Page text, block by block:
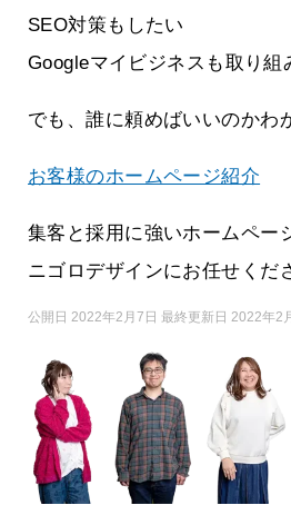
SEO対策もしたい
Googleマイビジネスも取り組
でも、誰に頼めばいいのかわ
お客様のホームページ紹介
集客と採用に強いホームペー
ニゴロデザインにお任せくだ
公開日 2022年2月7日 最終更新日 2022年2